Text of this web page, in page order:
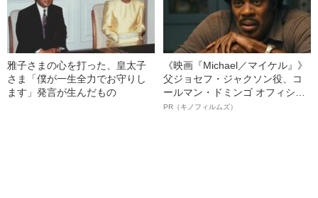
雅子さまの心を打った、皇太子
さま「僕が一生全力でお守りし
ます」発言が生んだもの
《映画『Michael／マイケル』》
父ジョセフ・ジャクソン役、コ
ールマン・ドミンゴ オフィシャ
ルインタビュー“観客を魅了した
PR（キノフィルムズ）